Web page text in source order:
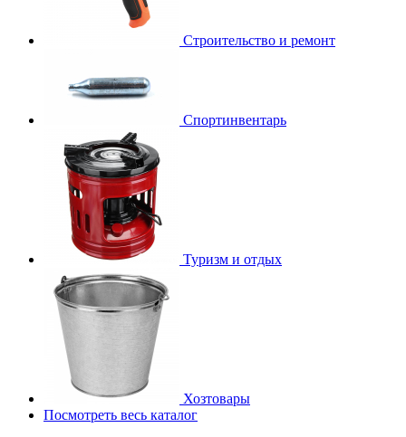
Строительство и ремонт
Спортинвентарь
Туризм и отдых
Хозтовары
Посмотреть весь каталог